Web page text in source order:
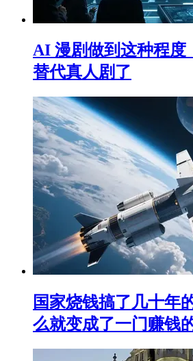
AI 漫剧做到这种程度
替代真人剧了
国家烧钱搞了几十年
么就变成了一门赚钱